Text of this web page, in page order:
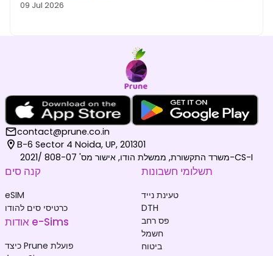
09 Jul 2026
contact@prune.co.in
B-6 Sector 4 Noida, UP, 201301
משרד התקשורת, ממשלת הודו, אישור מס' 808-07 /2021-CS-I
קנה סים
eSIM
כרטיסי סים להודו
אודות e-Sims
כיצד Prune פועלת
תשלומי חשבונות
טעינת נייד
DTH
פס רחב
חשמל
ביטוח